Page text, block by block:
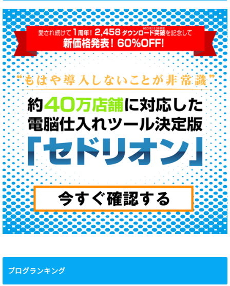
ブログランキング